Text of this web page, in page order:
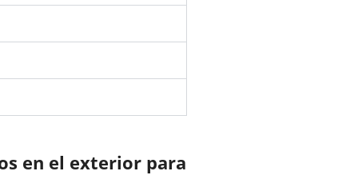
en el exterior para